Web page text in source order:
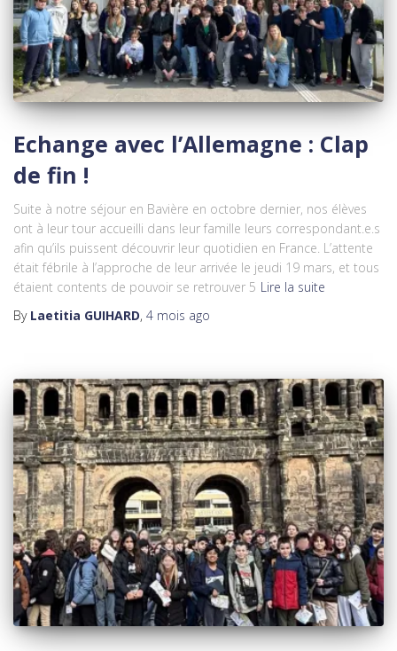
Echange avec l’Allemagne : Clap
de fin !
Suite à notre séjour en Bavière en octobre dernier, nos élèves
ont à leur tour accueilli dans leur famille leurs correspondant.e.s
afin qu’ils puissent découvrir leur quotidien en France. L’attente
était fébrile à l’approche de leur arrivée le jeudi 19 mars, et tous
étaient contents de pouvoir se retrouver 5 Lire la suite
By Laetitia GUIHARD, 4 mois ago